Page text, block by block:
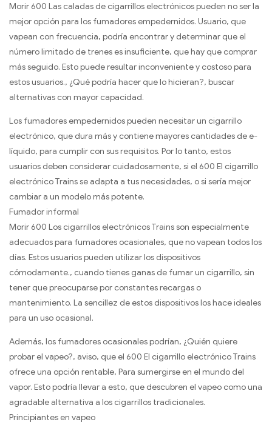
Morir 600 Las caladas de cigarrillos electrónicos pueden no ser la
mejor opción para los fumadores empedernidos. Usuario, que
vapean con frecuencia, podría encontrar y determinar que el
número limitado de trenes es insuficiente, que hay que comprar
más seguido. Esto puede resultar inconveniente y costoso para
estos usuarios., ¿Qué podría hacer que lo hicieran?, buscar
alternativas con mayor capacidad.
Los fumadores empedernidos pueden necesitar un cigarrillo
electrónico, que dura más y contiene mayores cantidades de e-
líquido, para cumplir con sus requisitos. Por lo tanto, estos
usuarios deben considerar cuidadosamente, si el 600 El cigarrillo
electrónico Trains se adapta a tus necesidades, o si sería mejor
cambiar a un modelo más potente.
Fumador informal
Morir 600 Los cigarrillos electrónicos Trains son especialmente
adecuados para fumadores ocasionales, que no vapean todos los
días. Estos usuarios pueden utilizar los dispositivos
cómodamente., cuando tienes ganas de fumar un cigarrillo, sin
tener que preocuparse por constantes recargas o
mantenimiento. La sencillez de estos dispositivos los hace ideales
para un uso ocasional.
Además, los fumadores ocasionales podrían, ¿Quién quiere
probar el vapeo?, aviso, que el 600 El cigarrillo electrónico Trains
ofrece una opción rentable, Para sumergirse en el mundo del
vapor. Esto podría llevar a esto, que descubren el vapeo como una
agradable alternativa a los cigarrillos tradicionales.
Principiantes en vapeo